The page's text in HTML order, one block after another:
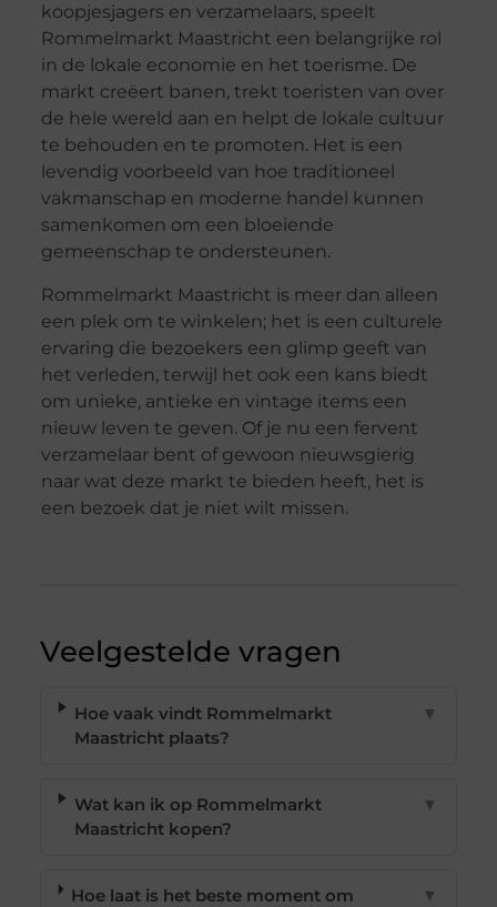
koopjesjagers en verzamelaars, speelt
Rommelmarkt Maastricht een belangrijke rol
in de lokale economie en het toerisme. De
markt creëert banen, trekt toeristen van over
de hele wereld aan en helpt de lokale cultuur
te behouden en te promoten. Het is een
levendig voorbeeld van hoe traditioneel
vakmanschap en moderne handel kunnen
samenkomen om een bloeiende
gemeenschap te ondersteunen.
Rommelmarkt Maastricht is meer dan alleen
een plek om te winkelen; het is een culturele
ervaring die bezoekers een glimp geeft van
het verleden, terwijl het ook een kans biedt
om unieke, antieke en vintage items een
nieuw leven te geven. Of je nu een fervent
verzamelaar bent of gewoon nieuwsgierig
naar wat deze markt te bieden heeft, het is
een bezoek dat je niet wilt missen.
Veelgestelde vragen
Hoe vaak vindt Rommelmarkt
Maastricht plaats?
▼
Wat kan ik op Rommelmarkt
Maastricht kopen?
▼
Hoe laat is het beste moment om
▼